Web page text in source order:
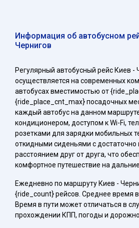
Информация об автобусном
Чернигов
Регулярный автобусный рейс Киев
осуществляется на современных
автобусах вместимостью от
{ride_place_cnt_max} посадочных
каждый автобус на данном
кондиционером, доступом к Wi-Fi,
розетками для зарядки мобильных
откидными сиденьями с
расстоянием друг от друга, что
комфортное путешествие на
Ежедневно по маршруту Киев -
{ride_count} рейсов. Среднее время
Время в пути может отличаться в
прохождении КПП, погоды и